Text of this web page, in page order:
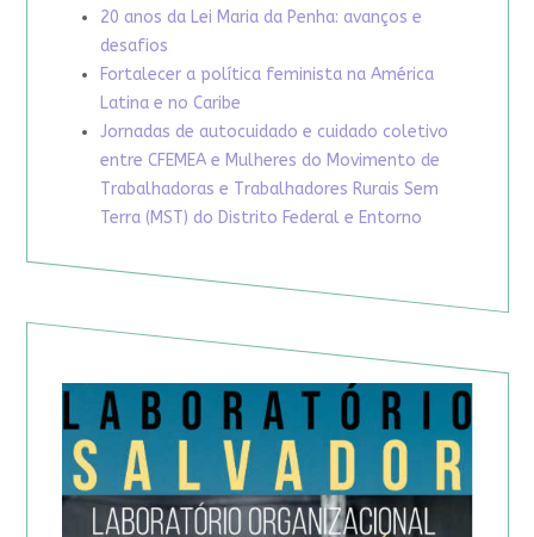
20 anos da Lei Maria da Penha: avanços e
desafios
Fortalecer a política feminista na América
Latina e no Caribe
Jornadas de autocuidado e cuidado coletivo
entre CFEMEA e Mulheres do Movimento de
Trabalhadoras e Trabalhadores Rurais Sem
Terra (MST) do Distrito Federal e Entorno